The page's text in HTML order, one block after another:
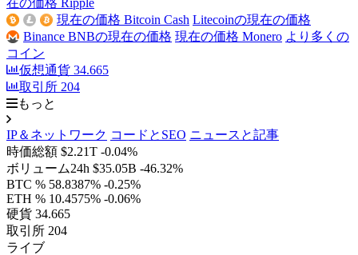
在の価格 Ripple
現在の価格 Bitcoin Cash Litecoinの現在の価格
Binance BNBの現在の価格 現在の価格 Monero より多くの
コイン
仮想通貨 34.665
取引所 204
もっと
IP＆ネットワーク コードとSEO ニュースと記事
時価総額 $2.21T -0.04%
ボリューム24h $35.05B -46.32%
BTC % 58.8387% -0.25%
ETH % 10.4575% -0.06%
硬貨 34.665
取引所 204
ライブ